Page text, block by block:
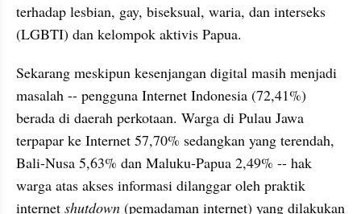
terhadap lesbian, gay, biseksual, waria, dan interseks
(LGBTI) dan kelompok aktivis Papua.
Sekarang meskipun kesenjangan digital masih menjadi
masalah -- pengguna Internet Indonesia (72,41%)
berada di daerah perkotaan. Warga di Pulau Jawa
terpapar ke Internet 57,70% sedangkan yang terendah,
Bali-Nusa 5,63% dan Maluku-Papua 2,49% -- hak
warga atas akses informasi dilanggar oleh praktik
internet shutdown (pemadaman internet) yang dilakukan